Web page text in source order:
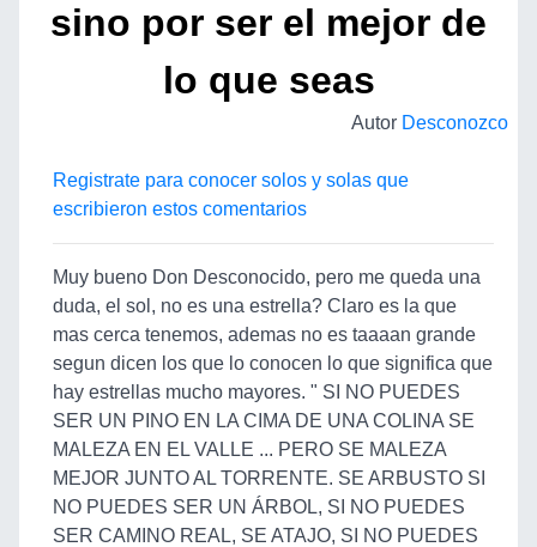
sino por ser el mejor de
lo que seas
Autor Desconozco
Registrate para conocer solos y solas que
escribieron estos comentarios
Muy bueno Don Desconocido, pero me queda una
duda, el sol, no es una estrella? Claro es la que
mas cerca tenemos, ademas no es taaaan grande
segun dicen los que lo conocen lo que significa que
hay estrellas mucho mayores. " SI NO PUEDES
SER UN PINO EN LA CIMA DE UNA COLINA SE
MALEZA EN EL VALLE ... PERO SE MALEZA
MEJOR JUNTO AL TORRENTE. SE ARBUSTO SI
NO PUEDES SER UN ÁRBOL, SI NO PUEDES
SER CAMINO REAL, SE ATAJO, SI NO PUEDES